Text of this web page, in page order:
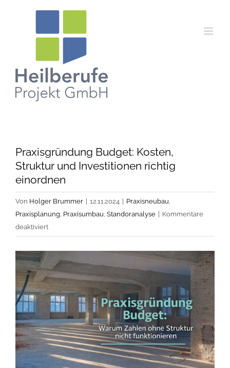
Praxisgründung Budget: Kosten,
Struktur und Investitionen richtig
einordnen
Von Holger Brummer 12.11.2024 Praxisneubau,
Praxisplanung, Praxisumbau, Standoranalyse
Kommentare
deaktiviertfür
Budget:
Kosten,
Struktur
und
Investitionen
richtig
einordnen